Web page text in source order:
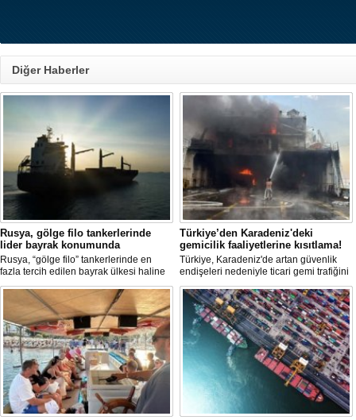
Diğer Haberler
Rusya, gölge filo tankerlerinde
lider bayrak konumunda
Rusya, “gölge filo” tankerlerinde en
fazla tercih edilen bayrak ülkesi haline
geldi. Yaptırım baskısının artmasıyla
birlikte çok sayıda tanker Rus bayrağına
geçerken, bu durum küresel denizcilik
yaptırımlarının uygulanması açısından
yeni bir tablo ortaya koyuyor.
Türkiye’den Karadeniz'deki
gemicilik faaliyetlerine kısıtlama!
Türkiye, Karadeniz'de artan güvenlik
endişeleri nedeniyle ticari gemi trafiğini
kısıtlamaya başladı. Bu durum,
bölgedeki gıda güvenliğini tehdit ediyor.